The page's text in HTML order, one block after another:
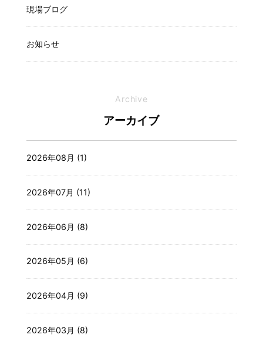
現場ブログ
お知らせ
Archive
アーカイブ
2026年08月 (1)
2026年07月 (11)
2026年06月 (8)
2026年05月 (6)
2026年04月 (9)
2026年03月 (8)